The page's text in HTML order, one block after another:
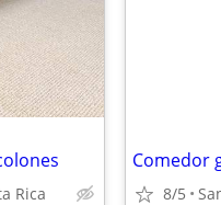
Rica
Comedor
8/5